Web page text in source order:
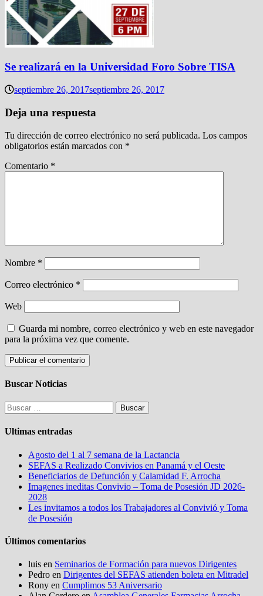
Se realizará en la Universidad Foro Sobre TISA
septiembre 26, 2017septiembre 26, 2017
Deja una respuesta
Tu dirección de correo electrónico no será publicada. Los campos
obligatorios están marcados con *
Comentario *
Nombre *
Correo electrónico *
Web
Guarda mi nombre, correo electrónico y web en este navegador
para la próxima vez que comente.
Buscar Noticias
Buscar:
Ultimas entradas
Agosto del 1 al 7 semana de la Lactancia
SEFAS a Realizado Convivios en Panamá y el Oeste
Beneficiarios de Defunción y Calamidad F. Arrocha
Imagenes ineditas Convivio – Toma de Posesión JD 2026-
2028
Les invitamos a todos los Trabajadores al Convivió y Toma
de Posesión
Últimos comentarios
luis en Seminarios de Formación para nuevos Dirigentes
Pedro en Dirigentes del SEFAS atienden boleta en Mitradel
Rony en Cumplimos 53 Aniversario